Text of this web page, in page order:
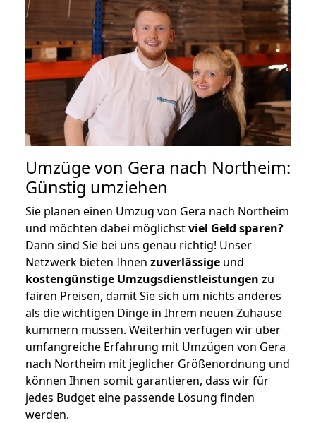
Umzüge von Gera nach Northeim:
Günstig umziehen
Sie planen einen Umzug von Gera nach Northeim
und möchten dabei möglichstviel Geld sparen?
Dann sind Sie bei uns genau richtig! Unser
Netzwerk bieten Ihnen zuverlässige und
kostengünstige Umzugsdienstleistungen zu
fairen Preisen, damit Sie sich um nichts anderes
als die wichtigen Dinge in Ihrem neuen Zuhause
kümmern müssen. Weiterhin verfügen wir über
umfangreiche Erfahrung mit Umzügen von Gera
nach Northeim mit jeglicher Größenordnung und
können Ihnen somit garantieren, dass wir für
jedes Budget eine passende Lösung finden
werden.